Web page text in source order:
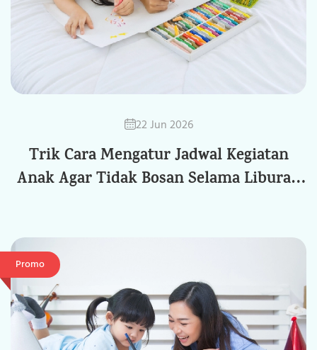
22 Jun 2026
Trik Cara Mengatur Jadwal Kegiatan
Anak Agar Tidak Bosan Selama Liburan
Promo